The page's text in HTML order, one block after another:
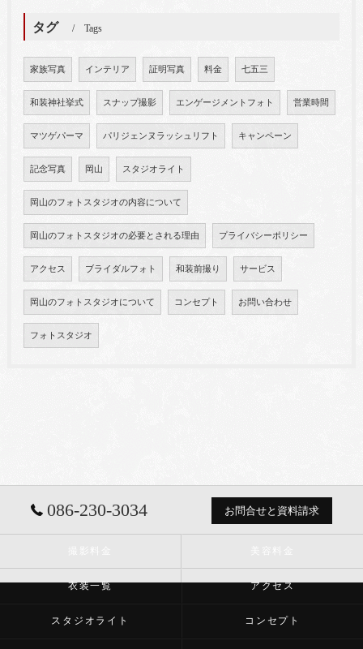
タグ Tags
家族写真 インテリア 証明写真 料金 七五三
和装神社挙式 スナップ撮影 エンゲージメントフォト 営業時間
マツゲパーマ パリジェンヌラッシュリフト キャンペーン
記念写真 岡山 スタジオライト
岡山のフォトスタジオの内容について
岡山のフォトスタジオの必要とされる理由 プライバシーポリシー
アクセス ブライダルフォト 和装前撮り サービス
岡山のフォトスタジオについて コンセプト お問い合わせ
フォトスタジオ
086-230-3034 お問合せと資料請求
衣装一覧 アクセス
スタジオライト コンセプト